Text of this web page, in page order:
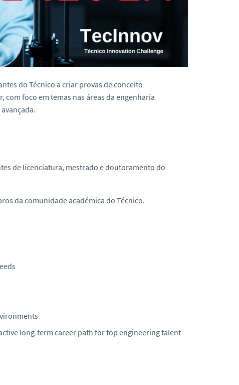
do Técnico a criar provas de conceito
foco em temas nas áreas da engenharia
de licenciatura, mestrado e doutoramento do
da comunidade académica do Técnico.
long-term career path for top engineering talent